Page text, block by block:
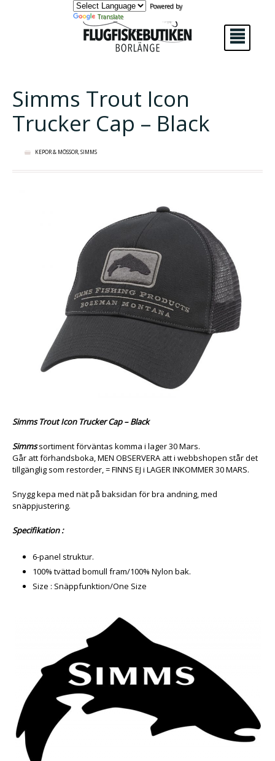
Powered by
Translate
²
Simms Trout Icon
Trucker Cap – Black
KEPOR & MÖSSOR,SIMMS
Simms Trout Icon Trucker Cap – Black
Simmssortiment förväntas komma i lager 30 Mars.
Går att förhandsboka, MEN OBSERVERA att i webbshopen står det
tillgänglig som restorder, = FINNS EJ i LAGER INKOMMER 30 MARS.
Snygg kepa med nät på baksidan för bra andning, med
snäppjustering.
Specifikation :
6-panel struktur.
100% tvättad bomull fram/100% Nylon bak.
Size : Snäppfunktion/One Size